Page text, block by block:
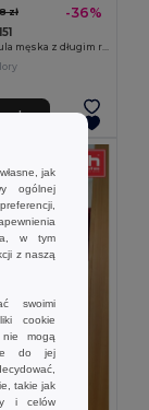
zł -36%
Popelinowa koszula męska z długim rękawem
jak
ogólnej
w tym
z naszą
swoimi
cookie
mogą
do jej
takie jak
i celów